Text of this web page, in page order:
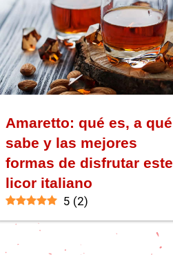
Amaretto: qué es, a qué
sabe y las mejores
formas de disfrutar este
licor italiano
5 (2)